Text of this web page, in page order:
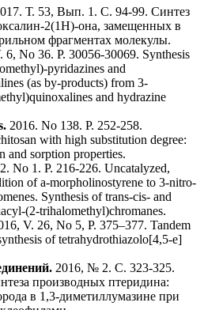
Т. 53, Вып. 1. С. 94-99. Синтез
2(1H)-она, замещенных в
фрагментах молекулы.
6, No 36. P. 30056-30069. Synthesis
pyridazines and
(as by-products) from 3-
and hydrazine
2016. No 138. P. 252-258.
with high substitution degree:
and sorption properties.
No 1. P. 216-226. Uncatalyzed,
of a-morpholinostyrene to 3-nitro-
Synthesis of trans-cis- and
(2-trihalomethyl)chromanes.
V. 26, No 5, P. 375–377. Tandem
of tetrahydrothiazolo[4,5-e]
2016, № 2. С. 323-325.
производных птеридина:
в 1,3-диметиллумазине при